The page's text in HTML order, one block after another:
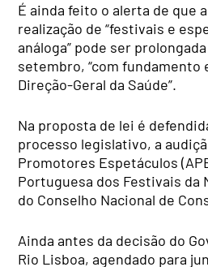
É ainda feito o alerta de que
realização de “festivais e
análoga” pode ser
setembro, “com fundamento
Direção-Geral da Saúde”.
Na proposta de lei é
processo legislativo, a
Promotores Espetáculos
Portuguesa dos Festivais da
do Conselho Nacional de
Ainda antes da decisão do
Rio Lisboa, agendado para